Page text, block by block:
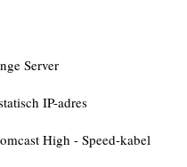
Server
IP-adres
High - Speed-kabel